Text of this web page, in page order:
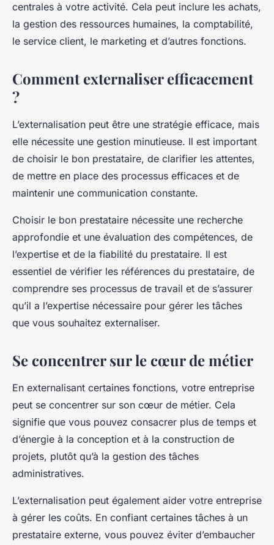
centrales à votre activité. Cela peut inclure les achats,
la gestion des ressources humaines, la comptabilité,
le service client, le marketing et d’autres fonctions.
Comment externaliser efficacement
?
L’externalisation peut être une stratégie efficace, mais
elle nécessite une gestion minutieuse. Il est important
de choisir le bon prestataire, de clarifier les attentes,
de mettre en place des processus efficaces et de
maintenir une communication constante.
Choisir le bon prestataire nécessite une recherche
approfondie et une évaluation des compétences, de
l’expertise et de la fiabilité du prestataire. Il est
essentiel de vérifier les références du prestataire, de
comprendre ses processus de travail et de s’assurer
qu’il a l’expertise nécessaire pour gérer les tâches
que vous souhaitez externaliser.
Se concentrer sur le cœur de métier
En externalisant certaines fonctions, votre entreprise
peut se concentrer sur son cœur de métier. Cela
signifie que vous pouvez consacrer plus de temps et
d’énergie à la conception et à la construction de
projets, plutôt qu’à la gestion des tâches
administratives.
L’externalisation peut également aider votre entreprise
à gérer les coûts. En confiant certaines tâches à un
prestataire externe, vous pouvez éviter d’embaucher